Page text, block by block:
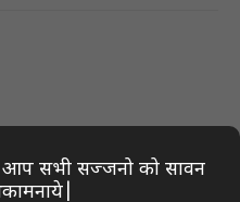
सभी सज्जनो को सावन